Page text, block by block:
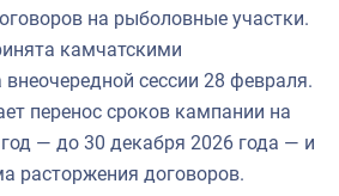
на рыболовные участки.
камчатскими
сессии 28 февраля.
перенос сроков кампании на
— до 30 декабря 2026 года — и
расторжения договоров.